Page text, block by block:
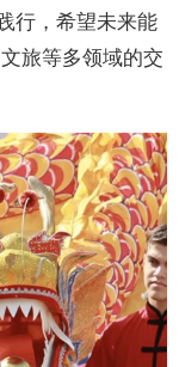
行，希望未来能
旅等多领域的交